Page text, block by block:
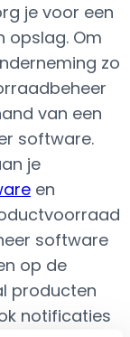
je voor een
opslag. Om
zo
van een
software.
je
en
software
op de
producten
notificaties